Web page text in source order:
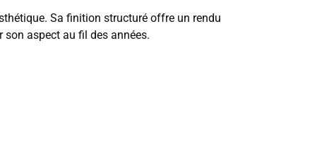
Sa finition structuré offre un rendu
son aspect au fil des années.